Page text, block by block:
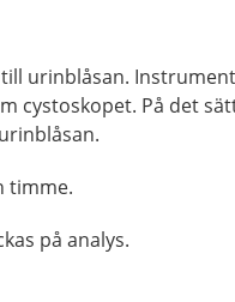
urinblåsan.
cystoskopet. På det
timme.
på analys.